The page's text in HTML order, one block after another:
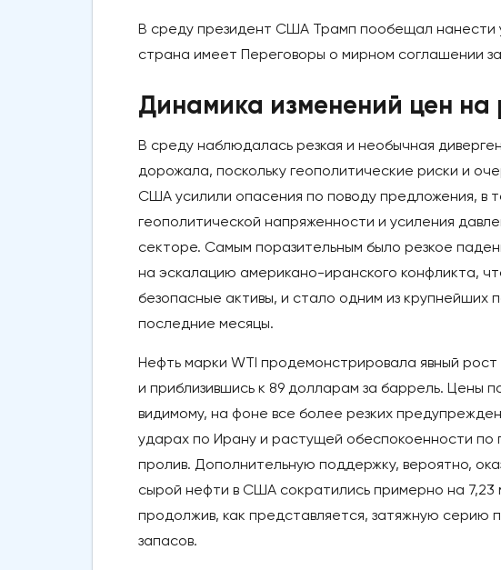
В среду президент США Трамп пообещал нанести
страна имеет Переговоры о мирном соглашении
Динамика изменений цен на
В среду наблюдалась резкая и необычная
дорожала, поскольку геополитические риски и
США усилили опасения по поводу предложения, в
геополитической напряженности и усиления
секторе. Самым поразительным было резкое
на эскалацию американо-иранского конфликта,
безопасные активы, и стало одним из крупнейших
последние месяцы.
Нефть марки WTI продемонстрировала явный
и приблизившись к 89 долларам за баррель. Цены
видимому, на фоне все более резких
ударах по Ирану и растущей обеспокоенности по
пролив. Дополнительную поддержку, вероятно,
сырой нефти в США сократились примерно на
продолжив, как представляется, затяжную
запасов.